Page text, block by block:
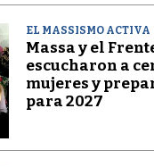
EL MASSISMO ACTIVA
Massa y el
escucharon a
mujeres y
para 2027